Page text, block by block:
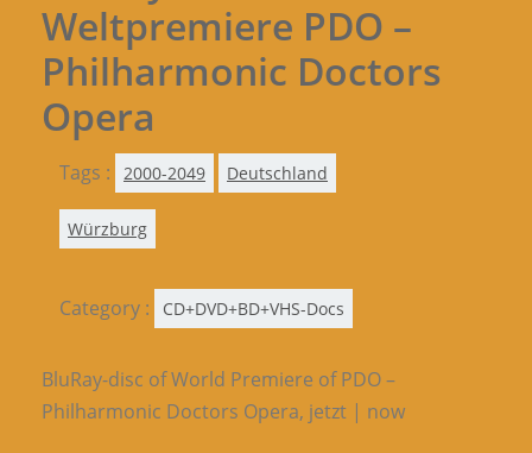
Weltpremiere PDO –
Philharmonic Doctors
Opera
Tags : 2000-2049 Deutschland
Würzburg
Category : CD+DVD+BD+VHS-Docs
BluRay-disc of World Premiere of PDO –
Philharmonic Doctors Opera, jetzt | now